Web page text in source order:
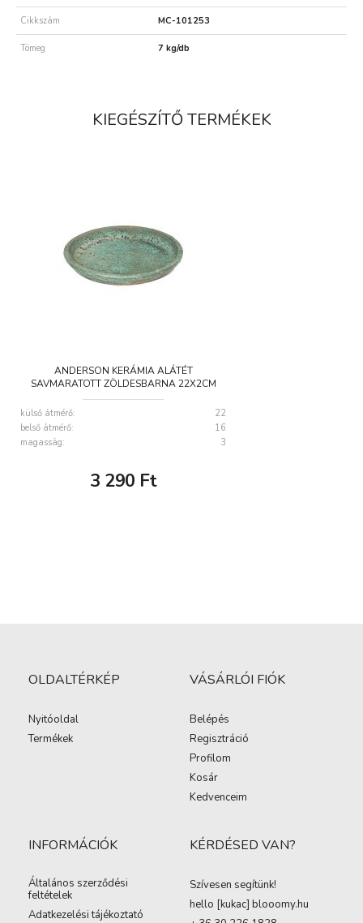
Cikkszám MC-101253
Tömeg 7 kg/db
KIEGÉSZÍTŐ TERMÉKEK
ANDERSON KERÁMIA ALÁTÉT
SAVMARATOTT ZÖLDESBARNA 22X2CM
külső átmérő:
22
belső átmérő:
16
magasság:
3
3 290 Ft
OLDALTÉRKÉP
Nyitóoldal
Termékek
VÁSÁRLÓI FIÓK
Belépés
Regisztráció
Profilom
Kosár
Kedvenceim
INFORMÁCIÓK
Általános szerződési
feltételek
Adatkezelési tájékoztató
KÉRDÉSED VAN?
Szívesen segítünk!
hello [kukac] blooomy.hu